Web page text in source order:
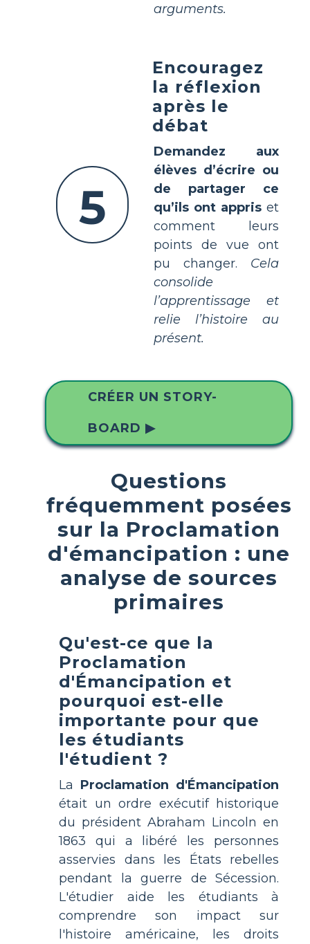
arguments.
5
Encouragez
la réflexion
après le
débat
Demandez aux
élèves d’écrire ou
de partager ce
qu’ils ont appris et
comment leurs
points de vue ont
pu changer. Cela
consolide
l’apprentissage et
relie l’histoire au
présent.
CRÉER UN STORY-
BOARD ▶
Questions
fréquemment posées
sur la Proclamation
d'émancipation : une
analyse de sources
primaires
Qu'est-ce que la
Proclamation
d'Émancipation et
pourquoi est-elle
importante pour que
les étudiants
l'étudient ?
La Proclamation d'Émancipation
était un ordre exécutif historique
du président Abraham Lincoln en
1863 qui a libéré les personnes
asservies dans les États rebelles
pendant la guerre de Sécession.
L'étudier aide les étudiants à
comprendre son impact sur
l'histoire américaine, les droits